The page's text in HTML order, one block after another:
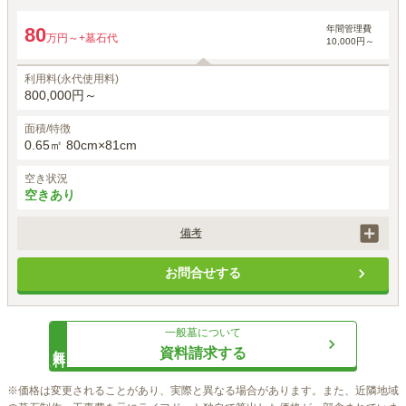
80万円～+墓石代
年間管理費
10,000円～
利用料(永代使用料)
800,000円～
面積/特徴
0.65㎡ 80cm×81cm
空き状況
空きあり
備考
年間管理料は、2区画以上の場合、1万円×区画数となります。
お問合せする
一般墓について
資料請求する
※価格は変更されることがあり、実際と異なる場合があります。また、近隣地域